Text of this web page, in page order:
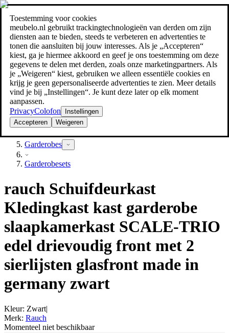
Toestemming voor cookies
meubelo.nl gebruikt trackingtechnologieën van derden om zijn
diensten aan te bieden, steeds te verbeteren en advertenties te
tonen die aansluiten bij jouw interesses. Als je „Accepteren“
kiest, ga je hiermee akkoord en geef je ons toestemming om deze
gegevens te delen met derden, zoals onze marketingpartners. Als
je „Weigeren“ kiest, gebruiken we alleen essentiële cookies en
krijg je geen gepersonaliseerde advertenties te zien. Meer details
vind je bij „Instellingen“. Je kunt deze later op elk moment
aanpassen.
PrivacyColofon
Instellingen
Accepteren
Weigeren
Zoeken
meubel jezelf de beste prijs!meubel jezelf de beste prijs!
Hal & gang
Garderobes
Garderobesets
rauch Schuifdeurkast
Kledingkast kast garderobe
slaapkamerkast SCALE-TRIO
edel drievoudig front met 2
sierlijsten glasfront made in
germany zwart
Kleur: Zwart|
Merk: Rauch
Momenteel niet beschikbaar